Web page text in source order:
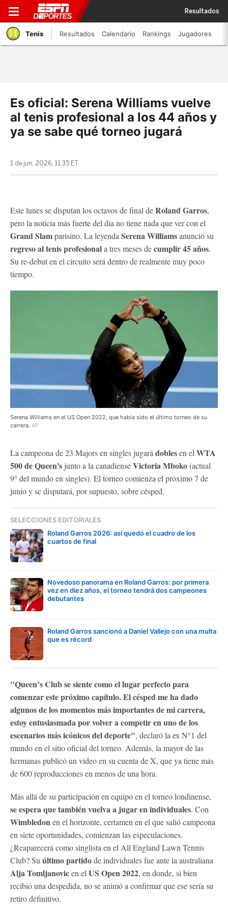
Resultados
Tenis Resultados Calendario Rankings Jugadores
Es oficial: Serena Williams vuelve
al tenis profesional a los 44 años y
ya se sabe qué torneo jugará
1 de jun, 2026, 11:35 ET
Este lunes se disputan los octavos de final deRoland Garros,
pero la noticia más fuerte del día no tiene nada que ver con el
Grand Slamparisino. La leyenda Serena Williamsanunció su
regreso al tenis profesionala tres meses decumplir 45 años.
Su re-debut en el circuito será dentro de realmente muy poco
tiempo.
Serena Williams en el US Open 2022, que había sido el último torneo de su
carrera. AP
La campeona de 23 Majors en singles jugará doblesen el WTA
500 de Queen's junto a la canadienseVictoria Mboko(actual
9° del mundo en singles). El torneo comienza el próximo 7 de
junio y se disputará, por supuesto, sobre césped.
SELECCIONES EDITORIALES
Roland Garros 2026: así quedó el cuadro de los
cuartos de final
Novedoso panorama en Roland Garros: por primera
vez en diez años, el torneo tendrá dos campeones
debutantes
Roland Garros sancionó a Daniel Vallejo con una multa
que es récord
"Queen’s Club se siente como el lugar perfecto para
comenzar este próximo capítulo. El césped me ha dado
algunos de los momentos más importantes de mi carrera,
estoy entusiasmada por volver a competir en uno de los
escenarios más icónicos del deporte", declaró la ex N°1 del
mundo en el sitio oficial del torneo. Además, la mayor de las
hermanas publicó un video en su cuenta de X, que ya tiene más
de 600 reproducciones en menos de una hora.
Más allá de su participación en equipo en el torneo londinense,
se espera que también vuelva a jugar en individuales. Con
Wimbledonen el horizonte, certamen en el que salió campeona
en siete oportunidades, comienzan las especulaciones.
¿Reaparecerá como singlista en el All England Lawn Tennis
Club? Su último partidode individuales fue antela australiana
Alja Tomljanovicen el US Open 2022, en donde, si bien
recibió una despedida, no se animó a confirmar que ese sería su
retiro definitivo.